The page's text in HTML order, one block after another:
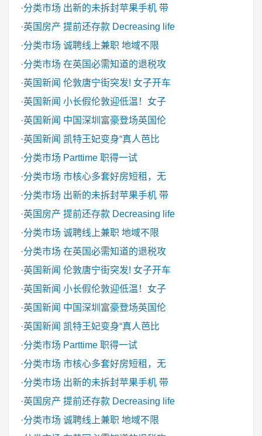
·分类市场 出新的未拆封苹果手机 带
·英国房产 提前还存款 Decreasing life
·分类市场 诚聘线上兼职 地域不限
·分类市场 在英国必需知道的退税攻
·英国新闻 伦敦唐宁街突发! 女子开车
·英国新闻 小长假伦敦迎低温！女子
·英国新闻 中国深圳富豪登场英国伦
·英国新闻 凯特王妃变身“真人芭比
·分类市场 Parttime 职得一试
·分类市场 市核心多套好房短租，无
·分类市场 出新的未拆封苹果手机 带
·英国房产 提前还存款 Decreasing life
·分类市场 诚聘线上兼职 地域不限
·分类市场 在英国必需知道的退税攻
·英国新闻 伦敦唐宁街突发! 女子开车
·英国新闻 小长假伦敦迎低温！女子
·英国新闻 中国深圳富豪登场英国伦
·英国新闻 凯特王妃变身“真人芭比
·分类市场 Parttime 职得一试
·分类市场 市核心多套好房短租，无
·分类市场 出新的未拆封苹果手机 带
·英国房产 提前还存款 Decreasing life
·分类市场 诚聘线上兼职 地域不限